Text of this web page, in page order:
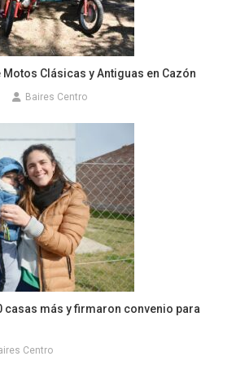
Motos Clásicas y Antiguas en Cazón
Baires Centro
casas más y firmaron convenio para
Centro